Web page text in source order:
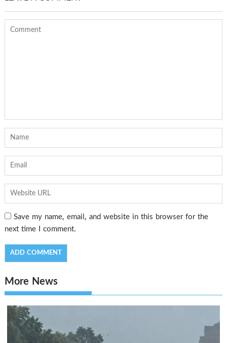
Save my name, email, and website in this browser for the
next time I comment.
More News